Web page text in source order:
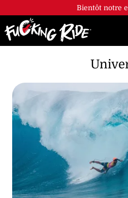
Panneau de gestion des cookies
Bientôt notre